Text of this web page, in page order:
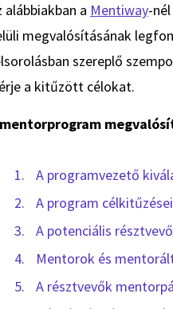
alábbiakban a Mentiway-
megvalósításának
szereplő
a kitűzött célokat.
A programvezető
A program
A potenciális
Mentorok és
A résztvevők